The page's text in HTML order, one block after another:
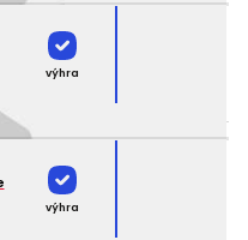
výhra
výhra